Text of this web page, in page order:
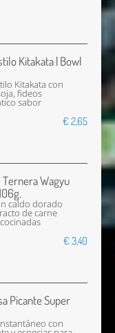
Kitakata | Bowl
Kitakata con
fideos
sabor
€ 2,65
Ternera Wagyu
caldo dorado
de carne
€ 3,40
Picante Super
con